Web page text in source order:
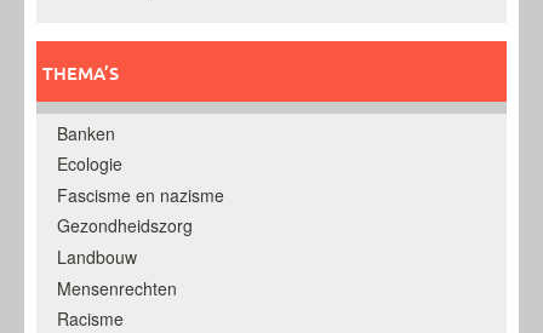
THEMA’S
Banken
Ecologie
Fascisme en nazisme
Gezondheidszorg
Landbouw
Mensenrechten
Racisme